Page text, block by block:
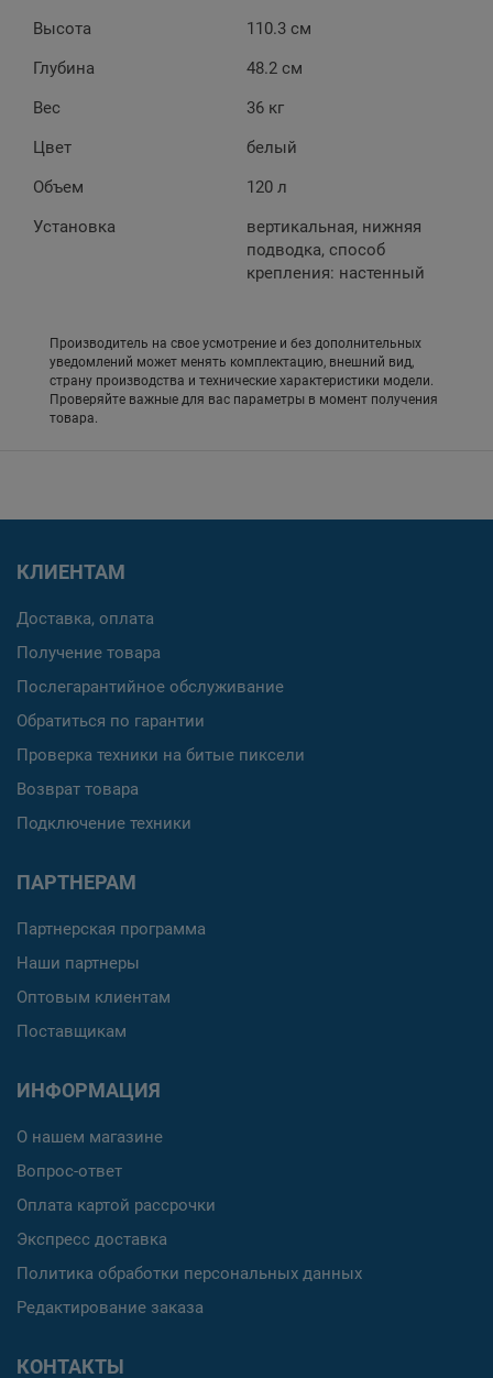
Высота
110.3 см
Глубина
48.2 см
Вес
36 кг
Цвет
белый
Объем
120 л
Установка
вертикальная, нижняя
подводка, способ
крепления: настенный
Производитель на свое усмотрение и без дополнительных
уведомлений может менять комплектацию, внешний вид,
страну производства и технические характеристики модели.
Проверяйте важные для вас параметры в момент получения
товара.
КЛИЕНТАМ
Доставка, оплата
Получение товара
Послегарантийное обслуживание
Обратиться по гарантии
Проверка техники на битые пиксели
Возврат товара
Подключение техники
ПАРТНЕРАМ
Партнерская программа
Наши партнеры
Оптовым клиентам
Поставщикам
ИНФОРМАЦИЯ
О нашем магазине
Вопрос-ответ
Оплата картой рассрочки
Экспресс доставка
Политика обработки персональных данных
Редактирование заказа
КОНТАКТЫ